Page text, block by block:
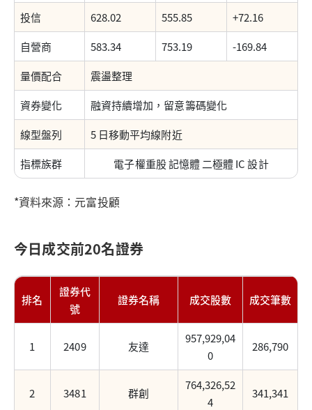
投信
628.02 555.85
+72.16
自營商
583.34 753.19
-169.84
量價配合
震盪整理
資券變化
融資持續增加，留意籌碼變化
線型盤列
5 日移動平均線附近
指標族群
電子權重股 記憶體 二極體 IC 設計
*資料來源：元富投顧
今日成交前20名證券
排名
證券代
號
證券名稱 成交股數 成交筆數
1 2409 友達
957,929,04
0
286,790
2 3481 群創
764,326,52
4
341,341